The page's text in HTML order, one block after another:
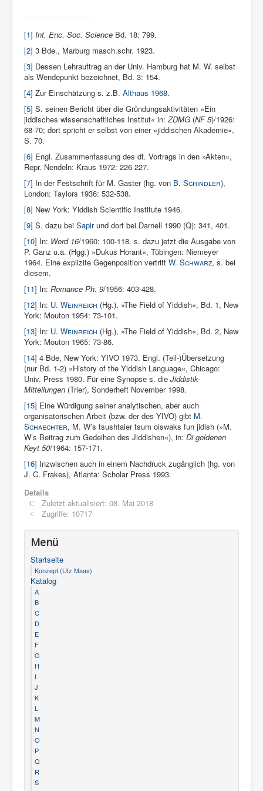
[1] Int. Enc. Soc. Science Bd. 18: 799.
[2] 3 Bde., Mar­burg masch.schr. 1923.
[3] Dessen Lehrauftrag an der Univ. Hamburg hat M. W. selbst
als Wende­punkt bezeichnet, Bd. 3: 154.
[4] Zur Einschätzung s. z.B. Althaus 1968.
[5] S. seinen Bericht über die Gründungsaktivitäten »Ein
jiddisches wissenschaftliches Institut« in:ZDMG (NF 5)/1926:
68-70; dort spricht er selbst von einer »jiddischen Akademie«,
S. 70.
[6] Engl. Zusammen­fassung des dt. Vortrags in den »Akten«,
Repr. Nendeln: Kraus 1972: 226-227.
[7] In der Festschrift für M. Gaster (hg. von B. Schindler),
London: Taylors 1936: 532-538.
[8] New York: Yiddish Scientific Insti­tute 1946.
[9] S. dazu bei Sapirund dort bei Darnell 1990 (Q): 341, 401.
[10] In: Word 16/1960: 100-118. s. dazu jetzt die Ausgabe von
P. Ganz u.a. (Hgg.) »Dukus Horant«, Tübingen: Niemeyer
1964. Eine explizite Gegenposition vertritt W. Schwarz, s. bei
diesem.
[11] In: Romance Ph. 9/1956: 403-428.
[12] In: U. Weinreich (Hg.), »The Field of Yid­dish«, Bd. 1, New
York: Mouton 1954: 73-101.
[13] In: U. Weinreich (Hg.), »The Field of Yid­dish«, Bd. 2, New
York: Mouton 1965: 73-86.
[14] 4 Bde, New York: YIVO 1973. Engl. (Teil-)Übersetzung
(nur Bd. 1-2) »History of the Yiddish Language«, Chicago:
Univ. Press 1980. Für eine Synopse s. die Jiddistik-
Mitteilungen (Trier), Sonderheft November 1998.
[15] Eine Würdigung seiner analytischen, aber auch
organisatorischen Arbeit (bzw. der des YIVO) gibt M.
Schaechter, M. W’s tsushtaier tsum oiswaks fun jidish (»M.
W’s Beitrag zum Gedeihen des Jiddishen«), in: Di goldenen
Keyt 50/1964: 157-171.
[16] Inzwischen auch in einem Nachdruck zugänglich (hg. von
J. C. Frakes), Atlanta: Scholar Press 1993.
Details
Zuletzt aktualisiert: 08. Mai 2018
Zugriffe: 10717
Menü
Startseite
Konzept (Utz Maas)
Katalog
A
B
C
D
E
F
G
H
I
J
K
L
M
N
O
P
Q
R
S